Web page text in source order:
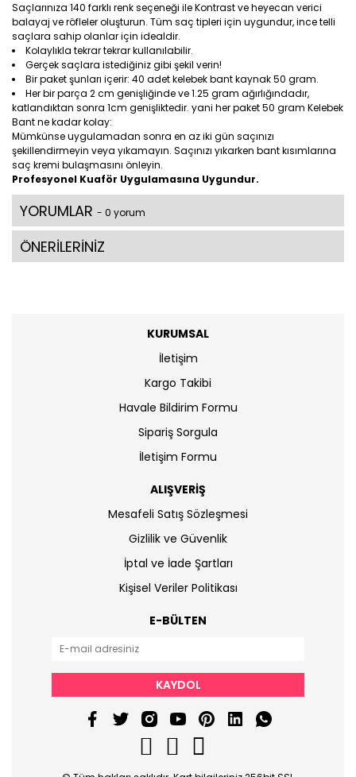
Saçlarınıza 140 farklı renk seçeneği ile Kontrast ve heyecan verici
balayaj ve röfleler oluşturun. Tüm saç tipleri için uygundur, ince telli
saçlara sahip olanlar için idealdir.
Kolaylıkla tekrar tekrar kullanılabilir.
Gerçek saçlara istediğiniz gibi şekil verin!
Bir paket şunları içerir: 40 adet kelebek bant kaynak 50 gram.
Her bir parça 2 cm genişliğinde ve 1.25 gram ağırlığındadır,
katlandıktan sonra 1cm genişliktedir. yani her paket 50 gram Kelebek
Bant ne kadar kolay:
Mümkünse uygulamadan sonra en az iki gün saçınızı
şekillendirmeyin veya yıkamayın. Saçınızı yıkarken bant kısımlarına
saç kremi bulaşmasını önleyin.
Profesyonel Kuaför Uygulamasına Uygundur.
YORUMLAR - 0 yorum
ÖNERİLERİNİZ
KURUMSAL
İletişim
Kargo Takibi
Havale Bildirim Formu
Sipariş Sorgula
İletişim Formu
ALIŞVERİŞ
Mesafeli Satış Sözleşmesi
Gizlilik ve Güvenlik
İptal ve İade Şartları
Kişisel Veriler Politikası
E-BÜLTEN
KAYDOL